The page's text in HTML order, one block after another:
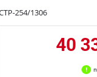
254/1306
40